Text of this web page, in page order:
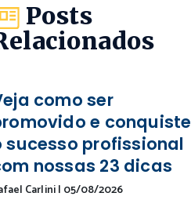
Posts
como ser
e conquiste
sucesso profissional
nossas 23 dicas
Carlini| 05/08/2026